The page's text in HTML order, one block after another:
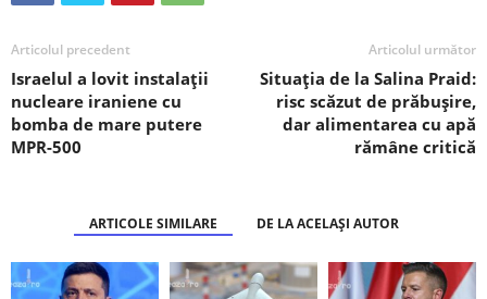
Articolul precedent
Israelul a lovit instalații
nucleare iraniene cu
bomba de mare putere
MPR-500
Articolul următor
Situația de la Salina Praid:
risc scăzut de prăbușire,
dar alimentarea cu apă
rămâne critică
ARTICOLE SIMILARE DE LA ACELAȘI AUTOR